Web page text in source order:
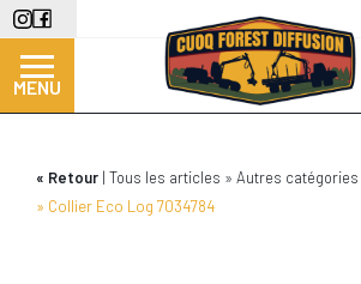
Aller
au
contenu
principal
MENU
Retour Tous les articles Autres catégories
Collier Eco Log 7034784